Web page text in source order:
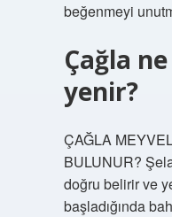
beğenmeyi
Çağla
yenir?
ÇAĞLA
BULUNUR?
doğru belirir ve
başladığında